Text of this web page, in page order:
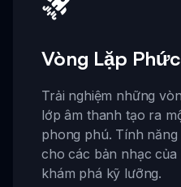
Vòng Lặp
Trải nghiệm những
lớp âm thanh tạo ra
phong phú. Tính
cho các bản nhạc của
khám phá kỹ lưỡng.